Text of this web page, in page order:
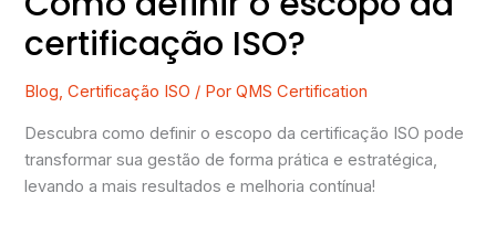
certificação ISO?
Blog,Certificação ISO / PorQMS Certification
Descubra como definir o escopo da certificação ISO pode
transformar sua gestão de forma prática e estratégica,
levando a mais resultados e melhoria contínua!